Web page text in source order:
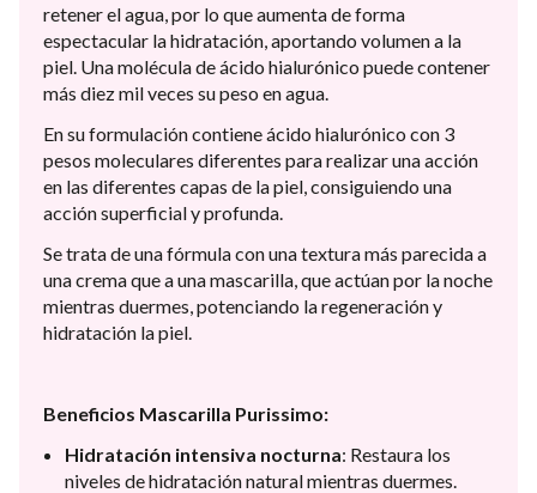
retener el agua, por lo que aumenta de forma
espectacular la hidratación, aportando volumen a la
piel. Una molécula de ácido hialurónico puede contener
más diez mil veces su peso en agua.
En su formulación contiene ácido hialurónico con 3
pesos moleculares diferentes para realizar una acción
en las diferentes capas de la piel, consiguiendo una
acción superficial y profunda.
Se trata de una fórmula con una textura más parecida a
una crema que a una mascarilla, que actúan por la noche
mientras duermes, potenciando la regeneración y
hidratación la piel.
Beneficios Mascarilla Purissimo:
Hidratación intensiva nocturna: Restaura los
niveles de hidratación natural mientras duermes.